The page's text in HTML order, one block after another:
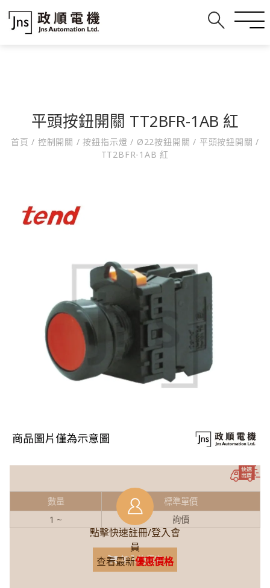
平頭按鈕開關 TT2BFR-1AB 紅
首頁/ 控制開關 / 按鈕指示燈/ Ø22按鈕開關/ 平頭按鈕開關/
TT2BFR-1AB 紅
點擊快速註冊/登入會
員
查看最新優惠價格
數量
標準單價
1 ~
詢價
加入詢價車